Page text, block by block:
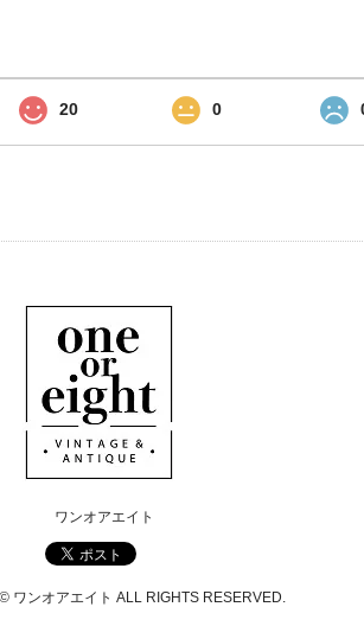
20 0
ワンオアエイト
ワンオアエイト ALL RIGHTS RESERVED.